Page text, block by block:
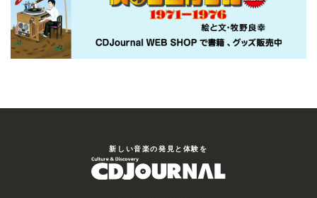
新しい⾳楽の発⾒と体験を